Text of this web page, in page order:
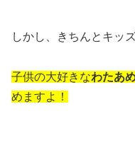
しかし、きちんとキッ
子供の大好きなわたあ
めますよ！